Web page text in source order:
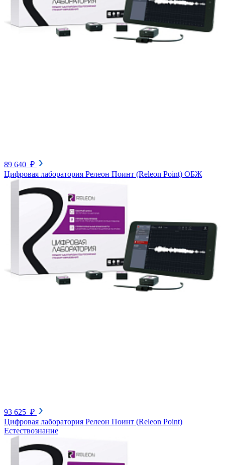
89 640 ₽
Цифровая лаборатория Релеон Поинт (Releon Point) ОБЖ
93 625 ₽
Цифровая лаборатория Релеон Поинт (Releon Point)
Естествознание